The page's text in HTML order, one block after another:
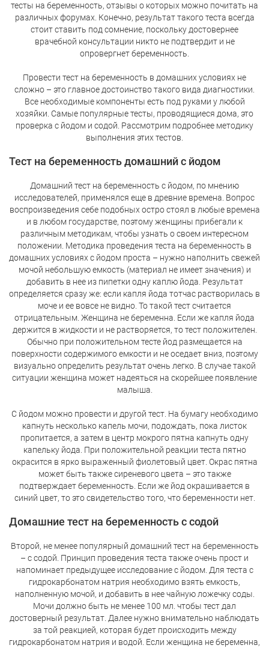
тесты на беременность, отзывы о которых можно почитать на
различных форумах. Конечно, результат такого теста всегда
стоит ставить под сомнение, поскольку достовернее
врачебной консультации никто не подтвердит и не
опровергнет беременность.
Провести тест на беременность в домашних условиях не
сложно – это главное достоинство такого вида диагностики.
Все необходимые компоненты есть под руками у любой
хозяйки. Самые популярные тесты, проводящиеся дома, это
проверка с йодом и содой. Рассмотрим подробнее методику
выполнения этих тестов.
Тест на беременность домашний с йодом
Домашний тест на беременность с йодом, по мнению
исследователей, применялся еще в древние времена. Вопрос
воспроизведения себе подобных остро стоял в любые времена
и в любом государстве, поэтому женщины прибегали к
различным методикам, чтобы узнать о своем интересном
положении. Методика проведения теста на беременность в
домашних условиях с йодом проста – нужно наполнить свежей
мочой небольшую емкость (материал не имеет значения) и
добавить в нее из пипетки одну каплю йода. Результат
определяется сразу же: если капля йода тотчас растворилась в
моче и ее вовсе не видно. То такой тест считается
отрицательным. Женщина не беременна. Если же капля йода
держится в жидкости и не растворяется, то тест положителен.
Обычно при положительном тесте йод размещается на
поверхности содержимого емкости и не оседает вниз, поэтому
визуально определить результат очень легко. В случае такой
ситуации женщина может надеяться на скорейшее появление
малыша.
С йодом можно провести и другой тест. На бумагу необходимо
капнуть несколько капель мочи, подождать, пока листок
пропитается, а затем в центр мокрого пятна капнуть одну
капельку йода. При положительной реакции теста пятно
окрасится в ярко выраженный фиолетовый цвет. Окрас пятна
может быть также сиреневого цвета – это также
подтверждает беременность. Если же йод окрашивается в
синий цвет, то это свидетельство того, что беременности нет.
Домашние тест на беременность с содой
Второй, не менее популярный домашний тест на беременность
– с содой. Принцип проведения теста также очень прост и
напоминает предыдущее исследование с йодом. Для теста с
гидрокарбонатом натрия необходимо взять емкость,
наполненную мочой, и добавить в нее чайную ложечку соды.
Мочи должно быть не менее 100 мл. чтобы тест дал
достоверный результат. Далее нужно внимательно наблюдать
за той реакцией, которая будет происходить между
гидрокарбонатом натрия и водой. Если женщина не беременна,